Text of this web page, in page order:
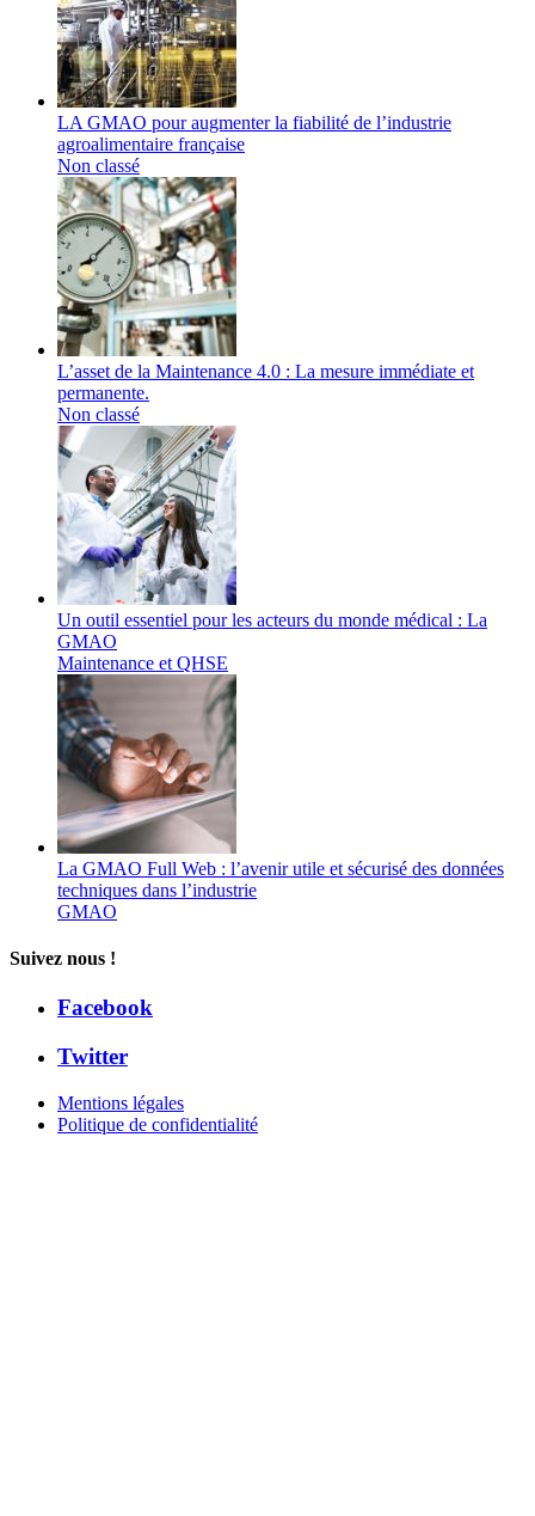
LA GMAO pour augmenter la fiabilité de l’industrie
agroalimentaire française
Non classé
L’asset de la Maintenance 4.0 : La mesure immédiate et
permanente.
Non classé
Un outil essentiel pour les acteurs du monde médical : La
GMAO
Maintenance et QHSE
La GMAO Full Web : l’avenir utile et sécurisé des données
techniques dans l’industrie
GMAO
Suivez nous !
Facebook
Twitter
Mentions légales
Politique de confidentialité